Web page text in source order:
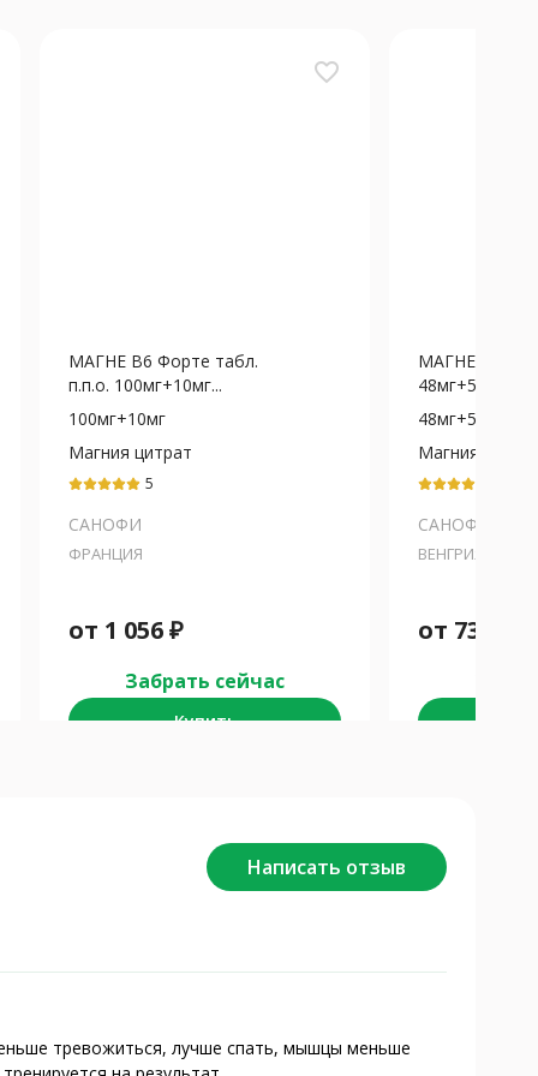
favorite_border
МАГНЕ В6 Форте табл.
п.п.о. 100мг+10мг...
100мг+10мг
Магния цитрат
5
САНОФИ
ФРАНЦИЯ
от 1 056₽
Забрать сейчас
Купить
МАГНЕ В6
48мг+5мг N60
48мг+5мг
Магния
САНОФИ
ВЕНГРИЯ
от 732
Написать отзыв
тревожиться, лучше спать, мышцы меньше